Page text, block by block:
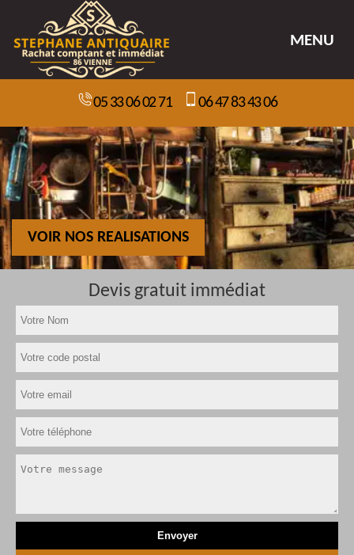
MENU
05 33 06 02 71 06 47 83 43 06
VOIR NOS REALISATIONS
Devis gratuit immédiat